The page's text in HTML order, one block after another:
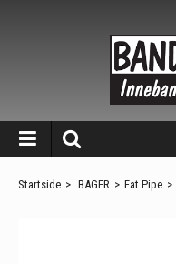
Startside > BAGER > Fat Pipe >